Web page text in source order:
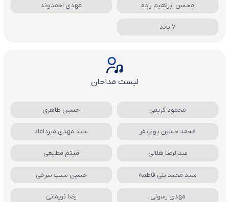
محسن ابراهیم زاده مهدی احمدوند
7 باند
لیست مداحان
محمود کریمی حسین طاهری
محمد حسین پویانفر سید مهدی میرداماد
عبدالرضا هلالی میثم مطیعی
سید مجید بنی فاطمه حسین سیب سرخی
مهدی رسولی رضا نریمانی